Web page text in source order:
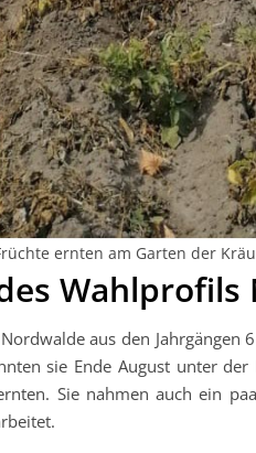
ernten am Garten der
Wahlprofils
aus den
sie Ende August unter
Sie nahmen auch ein